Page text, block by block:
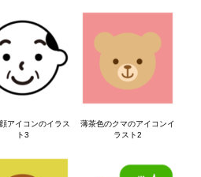
アイコンのイラス
ト3
薄茶色のクマのアイコンイ
ラスト2